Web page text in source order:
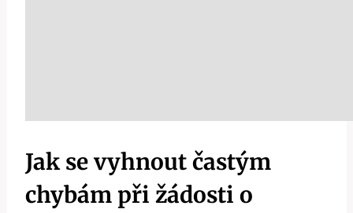
Jak se vyhnout častým
chybám při žádosti o